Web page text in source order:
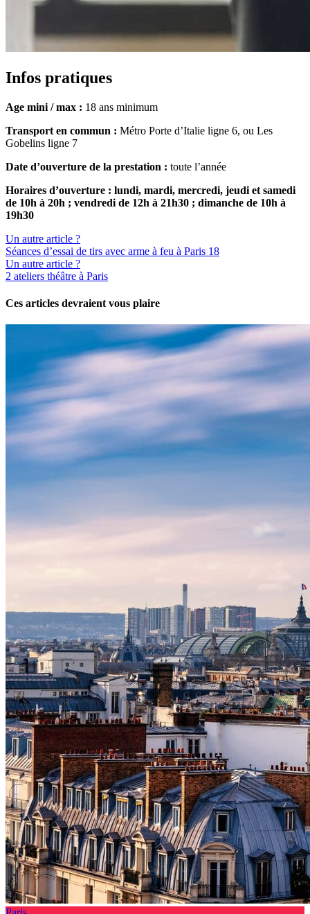
Infos pratiques
Age mini / max : 18 ans minimum
Transport en commun : Métro Porte d’Italie ligne 6, ou Les
Gobelins ligne 7
Date d’ouverture de la prestation : toute l’année
Horaires d’ouverture : lundi, mardi, mercredi, jeudi et samedi
de 10h à 20h ; vendredi de 12h à 21h30 ; dimanche de 10h à
19h30
Un autre article ?
Séances d’essai de tirs avec arme à feu à Paris 18
Un autre article ?
2 ateliers théâtre à Paris
Ces articles devraient vous plaire